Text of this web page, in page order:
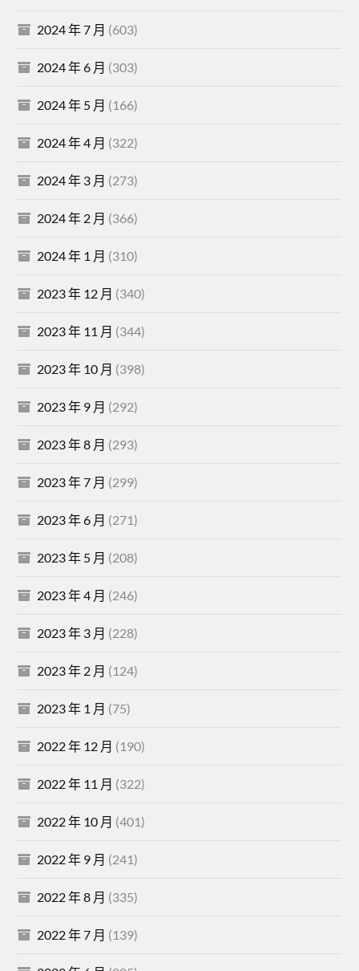
2024 年 7 月 (603)
2024 年 6 月 (303)
2024 年 5 月 (166)
2024 年 4 月 (322)
2024 年 3 月 (273)
2024 年 2 月 (366)
2024 年 1 月 (310)
2023 年 12 月 (340)
2023 年 11 月 (344)
2023 年 10 月 (398)
2023 年 9 月 (292)
2023 年 8 月 (293)
2023 年 7 月 (299)
2023 年 6 月 (271)
2023 年 5 月 (208)
2023 年 4 月 (246)
2023 年 3 月 (228)
2023 年 2 月 (124)
2023 年 1 月 (75)
2022 年 12 月 (190)
2022 年 11 月 (322)
2022 年 10 月 (401)
2022 年 9 月 (241)
2022 年 8 月 (335)
2022 年 7 月 (139)